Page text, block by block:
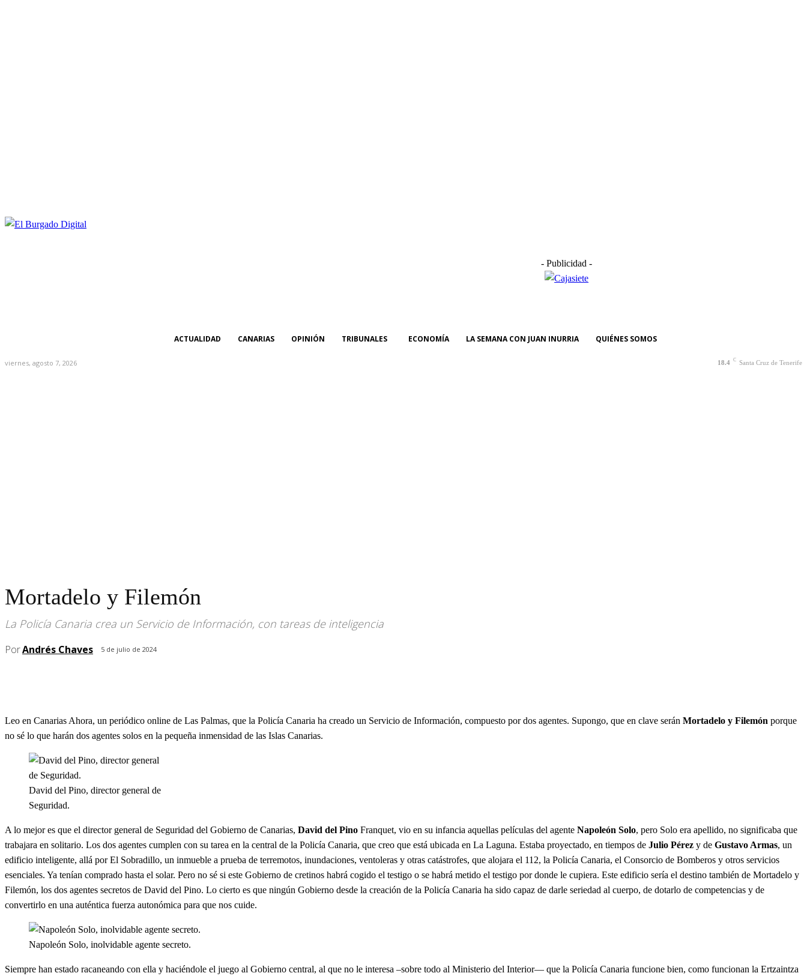
- Publicidad -
ACTUALIDAD CANARIAS OPINIÓN TRIBUNALES ECONOMÍA LA SEMANA CON JUAN INURRIA QUIÉNES SOMOS
18.4 C Santa Cruz de Tenerife
viernes, agosto 7, 2026
Mortadelo y Filemón
La Policía Canaria crea un Servicio de Información, con tareas de inteligencia
PorAndrés Chaves 5 de julio de 2024
Leo en Canarias Ahora, un periódico online de Las Palmas, que la Policía Canaria ha creado un Servicio de Información, compuesto por dos agentes. Supongo, que en clave serán Mortadelo y Filemón porque
no sé lo que harán dos agentes solos en la pequeña inmensidad de las Islas Canarias.
David del Pino, director general de
Seguridad.
A lo mejor es que el director general de Seguridad del Gobierno de Canarias, David del Pino Franquet, vio en su infancia aquellas películas del agente Napoleón Solo, pero Solo era apellido, no significaba que
trabajara en solitario. Los dos agentes cumplen con su tarea en la central de la Policía Canaria, que creo que está ubicada en La Laguna. Estaba proyectado, en tiempos de Julio Pérez y de Gustavo Armas, un
edificio inteligente, allá por El Sobradillo, un inmueble a prueba de terremotos, inundaciones, ventoleras y otras catástrofes, que alojara el 112, la Policía Canaria, el Consorcio de Bomberos y otros servicios
esenciales. Ya tenían comprado hasta el solar. Pero no sé si este Gobierno de cretinos habrá cogido el testigo o se habrá metido el testigo por donde le cupiera. Este edificio sería el destino también de Mortadelo y
Filemón, los dos agentes secretos de David del Pino. Lo cierto es que ningún Gobierno desde la creación de la Policía Canaria ha sido capaz de darle seriedad al cuerpo, de dotarlo de competencias y de
convertirlo en una auténtica fuerza autonómica para que nos cuide.
Napoleón Solo, inolvidable agente secreto.
Siempre han estado racaneando con ella y haciéndole el juego al Gobierno central, al que no le interesa –sobre todo al Ministerio del Interior— que la Policía Canaria funcione bien, como funcionan la Ertzaintza